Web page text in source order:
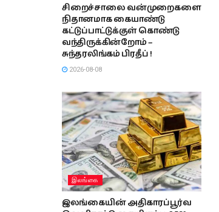
சிறைச்சாலை வன்முறைகளை
நிதானமாக கையாண்டு
கட்டுப்பாட்டுக்குள் கொண்டு
வந்திருக்கின்றோம் –
சுந்தரலிங்கம் பிரதீப் !
2026-08-08
இலங்கை
இலங்கையின் அதிகாரப்பூர்வ